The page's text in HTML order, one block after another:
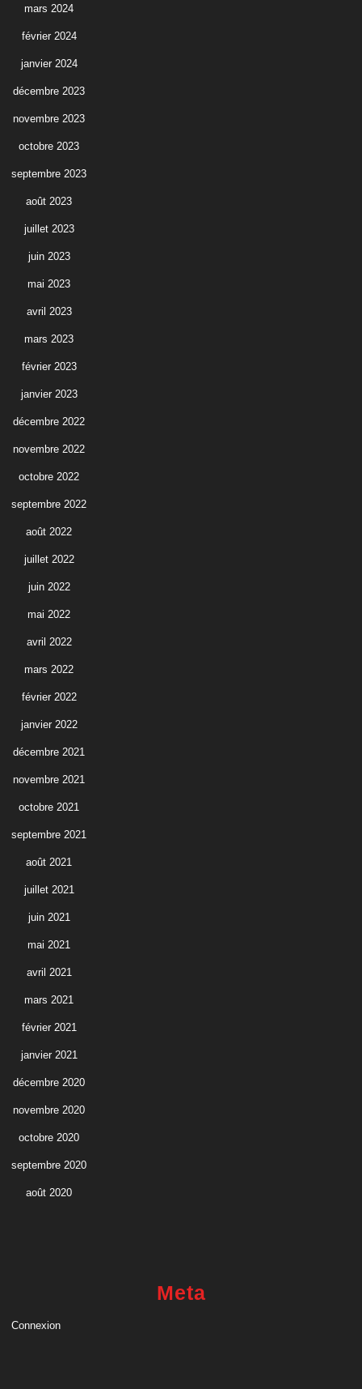
mars 2024
février 2024
janvier 2024
décembre 2023
novembre 2023
octobre 2023
septembre 2023
août 2023
juillet 2023
juin 2023
mai 2023
avril 2023
mars 2023
février 2023
janvier 2023
décembre 2022
novembre 2022
octobre 2022
septembre 2022
août 2022
juillet 2022
juin 2022
mai 2022
avril 2022
mars 2022
février 2022
janvier 2022
décembre 2021
novembre 2021
octobre 2021
septembre 2021
août 2021
juillet 2021
juin 2021
mai 2021
avril 2021
mars 2021
février 2021
janvier 2021
décembre 2020
novembre 2020
octobre 2020
septembre 2020
août 2020
Meta
Connexion